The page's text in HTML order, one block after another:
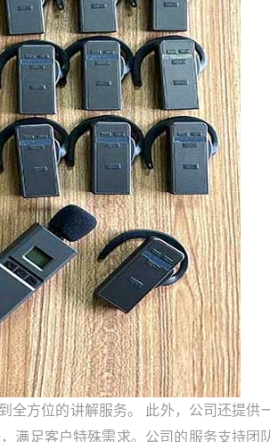
方位的讲解服务。 此外，公司还提供
满足客户特殊需求。公司的服务支持团